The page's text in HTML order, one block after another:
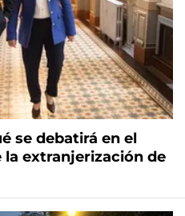
se debatirá en el
la extranjerización de